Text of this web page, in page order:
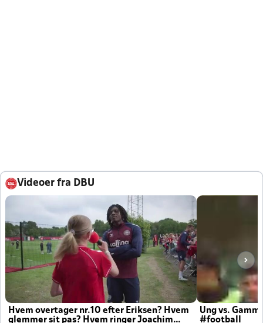
Videoer fra DBU
Hvem overtager nr.10 efter Eriksen? Hvem
glemmer sit pas? Hvem ringer Joachim
Ung vs.
#football